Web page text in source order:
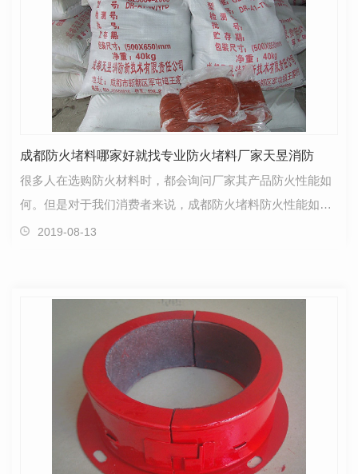
成都防火堵料哪家好就找专业防火堵料厂家天昱消防
很多人在选购防火材料时，都会询问厂家其产品防火性能如
何。但是对于我们消费者来说，成都防火堵料防火性能如
何，其实我们并不是十分的了解，我们也只是得到朋友或…
2019-08-13